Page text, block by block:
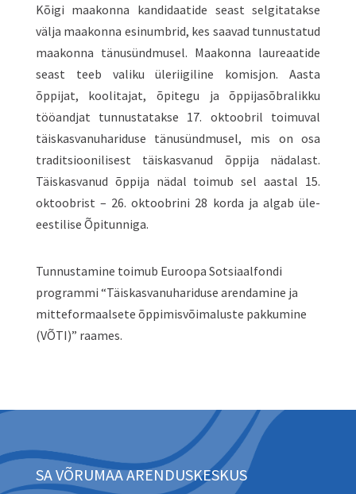
Kõigi maakonna kandidaatide seast selgitatakse
välja maakonna esinumbrid, kes saavad tunnustatud
maakonna tänusündmusel. Maakonna laureaatide
seast teeb valiku üleriigiline komisjon. Aasta
õppijat, koolitajat, õpitegu ja õppijasõbralikku
tööandjat tunnustatakse 17. oktoobril toimuval
täiskasvanuhariduse tänusündmusel, mis on osa
traditsioonilisest täiskasvanud õppija nädalast.
Täiskasvanud õppija nädal toimub sel aastal 15.
oktoobrist – 26. oktoobrini 28 korda ja algab üle-
eestilise Õpitunniga.
Tunnustamine toimub Euroopa Sotsiaalfondi
programmi “Täiskasvanuhariduse arendamine ja
mitteformaalsete õppimisvõimaluste pakkumine
(VÕTI)” raames.
SA VÕRUMAA ARENDUSKESKUS